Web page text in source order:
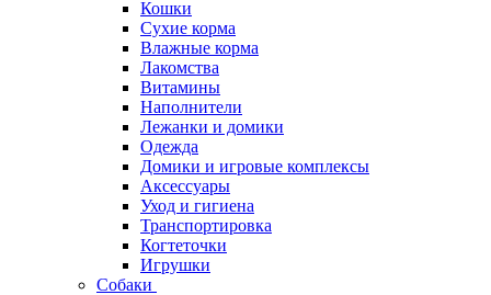
Кошки
Сухие корма
Влажные корма
Лакомства
Витамины
Наполнители
Лежанки и домики
Одежда
Домики и игровые комплексы
Аксессуары
Уход и гигиена
Транспортировка
Когтеточки
Игрушки
Собаки